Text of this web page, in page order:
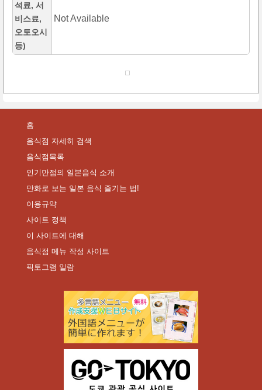
석료, 서
비스료,
오토오시
등)
Not Available
홈
음식점 자세히 검색
음식점목록
인기만점의 일본음식 소개
만화로 보는 일본 음식 즐기는 법!
이용규약
사이트 정책
이 사이트에 대해
음식점 메뉴 작성 사이트
픽토그램 일람